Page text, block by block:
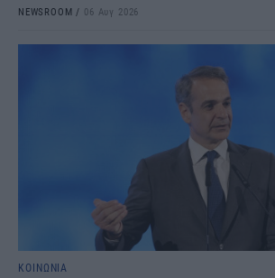
NEWSROOM / 06 Αυγ 2026
ΚΟΙΝΩΝΙΑ